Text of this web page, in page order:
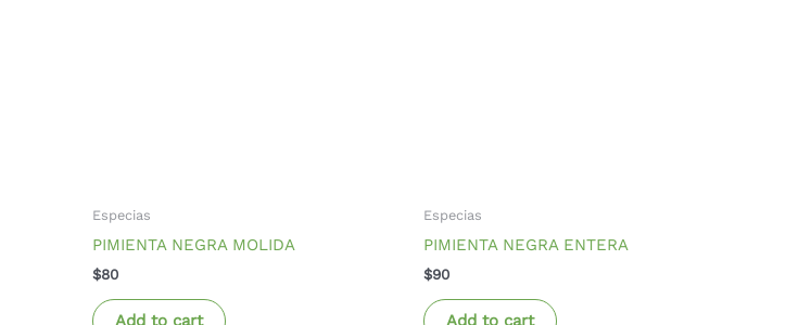
Especias
PIMIENTA NEGRA MOLIDA
$80
Especias
PIMIENTA NEGRA ENTERA
$90